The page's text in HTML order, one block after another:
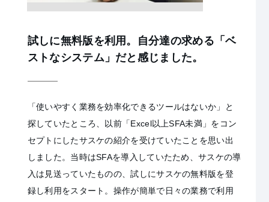
試しに無料版を利用。自分達の求める「ベ
ストなシステム」だと感じました。
「使いやすく業務を効率化できるツールはないか」と
探していたところ、以前「Excel以上SFA未満」をコン
セプトにしたサスケの紹介を受けていたことを思い出
しました。当時はSFAを導入していたため、サスケの導
入は見送っていたものの、試しにサスケの無料版を登
録し利用をスタート。操作が簡単で日々の業務で利用